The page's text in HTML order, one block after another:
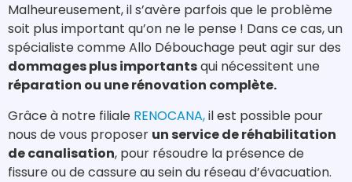
Malheureusement, il s’avère parfois que le problème
soit plus important qu’on ne le pense ! Dans ce cas, un
spécialiste comme Allo Débouchage peut agir sur des
dommages plus importantsqui nécessitent une
réparation ou une rénovation complète.
Grâce à notre filiale RENOCANA,il est possible pour
nous de vous proposer un service de réhabilitation
de canalisation, pour résoudre la présence de
fissure ou de cassure au sein du réseau d’évacuation.